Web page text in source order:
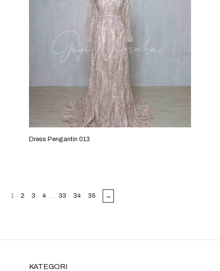
KATEGORI
Dress Pengantin 013
1 2 3 4 … 33 34 35 →